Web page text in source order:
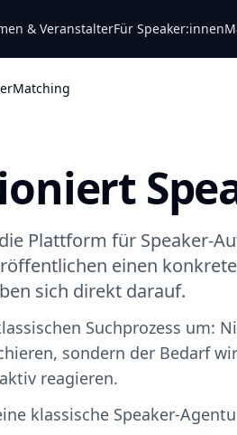
& VeranstalterFür Speaker:innen
Plattform für Speaker-
einen
sich direkt darauf.
Suchprozess um:
sondern der Bedarf
reagieren.
klassische Speaker-